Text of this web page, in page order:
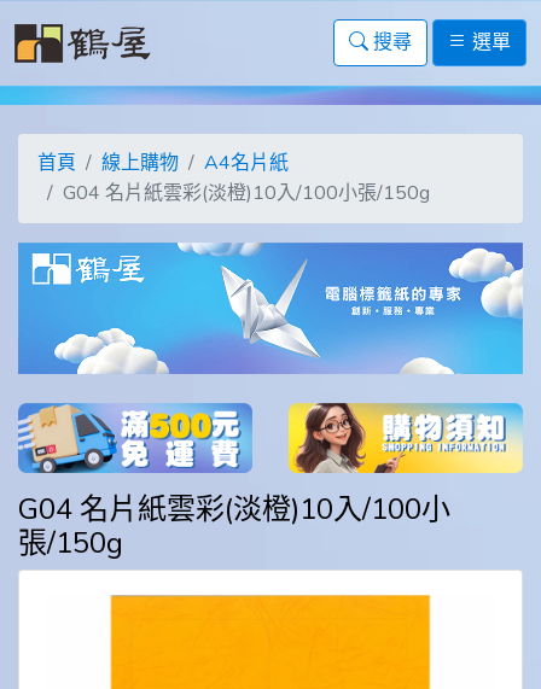
搜尋 選單
首頁 線上購物
A4名片紙
G04 名片紙雲彩(淡橙)10入/100小張/150g
G04 名片紙雲彩(淡橙)10入/100小
張/150g